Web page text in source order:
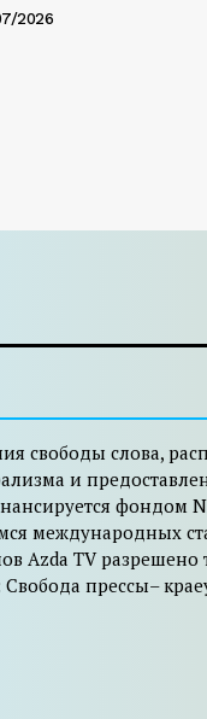
2026
свободы слова,
и
фондом
международных
Azda TV разрешено
прессы–